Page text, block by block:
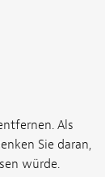
Als
Sie daran,
würde.